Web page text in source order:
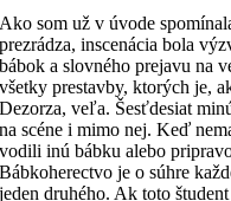
Ako som už v úvode
prezrádza, inscenácia bola
bábok a slovného prejavu na
všetky prestavby, ktorých je,
Dezorza, veľa. Šesťdesiat
na scéne i mimo nej. Keď
vodili inú bábku alebo
Bábkoherectvo je o súhre
jeden druhého. Ak toto